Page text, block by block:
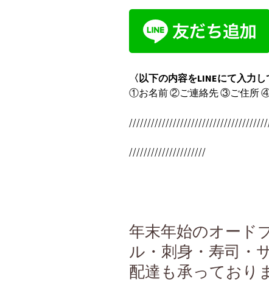
〈以下の内容をLINEにて入力し
①お名前 ②ご連絡先 ③ご住所
/////////////////////
年末年始のオード
ル・刺身・寿司・
配達も承っており